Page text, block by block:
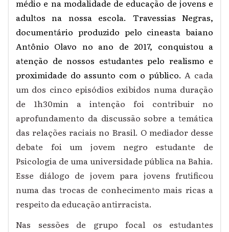
médio e na modalidade de educação de jovens e
adultos na nossa escola. Travessias Negras,
documentário produzido pelo cineasta baiano
Antônio Olavo no ano de 2017, conquistou a
atenção de nossos estudantes pelo realismo e
proximidade do assunto com o público.A cada
um dos cinco episódios exibidos numa duração
de 1h30min a intenção foi contribuir no
aprofundamento da discussão sobre a temática
das relações raciais no Brasil. O mediador desse
debate foi um jovem negro estudante de
Psicologia de uma universidade pública na Bahia.
Esse diálogo de jovem para jovens frutificou
numa das trocas de conhecimento mais ricas a
respeito da educação antirracista.
Nas sessões de grupo focal os estudantes